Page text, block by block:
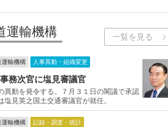
運輸機構 一覧を見る
輸機構 人事異動・組織変更
次官に塩見審議官
動を発令する。７月３１日の閣議で承認
見英之国土交通審議官が就任。
輸機構 記録・調査・統計